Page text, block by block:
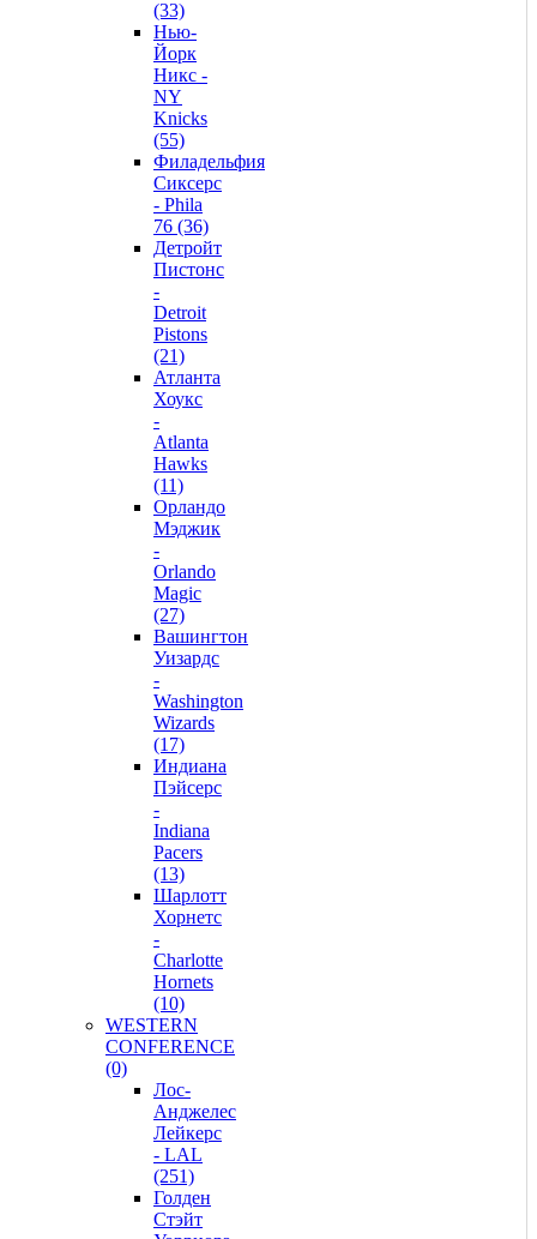
(33)
Нью-
Йорк
Никс -
NY
Knicks
(55)
Филадельфия
Сиксерс
- Phila
76 (36)
Детройт
Пистонс
-
Detroit
Pistons
(21)
Атланта
Хоукс
-
Atlanta
Hawks
(11)
Орландо
Мэджик
-
Orlando
Magic
(27)
Вашингтон
Уизардс
-
Washington
Wizards
(17)
Индиана
Пэйсерс
-
Indiana
Pacers
(13)
Шарлотт
Хорнетс
-
Charlotte
Hornets
(10)
WESTERN
CONFERENCE
(0)
Лос-
Анджелес
Лейкерс
- LAL
(251)
Голден
Стэйт